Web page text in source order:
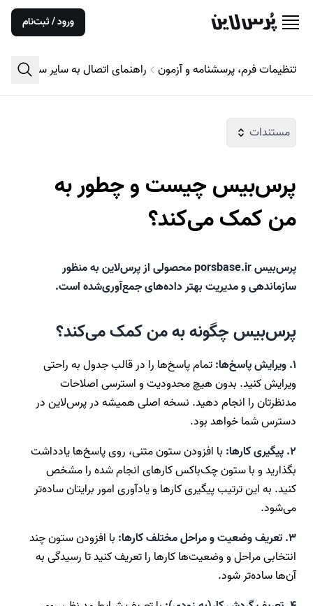
ورود / ثبت‌نام
تنظیمات فرم، پرسشنامه و آزمون راهنمای اتصال به سایر
مستندات
پرس‌بیس چیست و چطور به
من کمک می‌کند؟
پرس‌بیسporsbase.irمحصولی از پرس‌لاین به منظور
سازماندهی و مدیریت بهتر داده‌های جمع‌آوری‌شده است.
پرس‌بیس چگونه به من کمک می‌کند؟
۱. ویرایش پاسخ‌ها:
تمام پاسخ‌ها را در قالب جدول به راحتی
ویرایش کنید. بدون هیچ محدودیت و استرسی اصلاحات
مدنظرتان را انجام دهید. نسخه اصلی همیشه در پرس‌لاین در
دسترس شما خواهد بود.
۲. پیگیری کارها:
با افزودن ستون متنی، روی پاسخ‌ها یادداشت
بگذارید و با ستون چک‌باکس کارهای انجام شده را مشخص
کنید. به این ترتیب پیگیری کارها و یادآوری امور برایتان ساده‌تر
می‌شود.
۳. تعریف وضعیت و مراحل مختلف کارها:
با افزودن ستون چند
انتخابی مراحل و وضعیت‌ها کارها را تعریف کنید تا رسیدگی به
آن‌ها ساده‌تر شود.